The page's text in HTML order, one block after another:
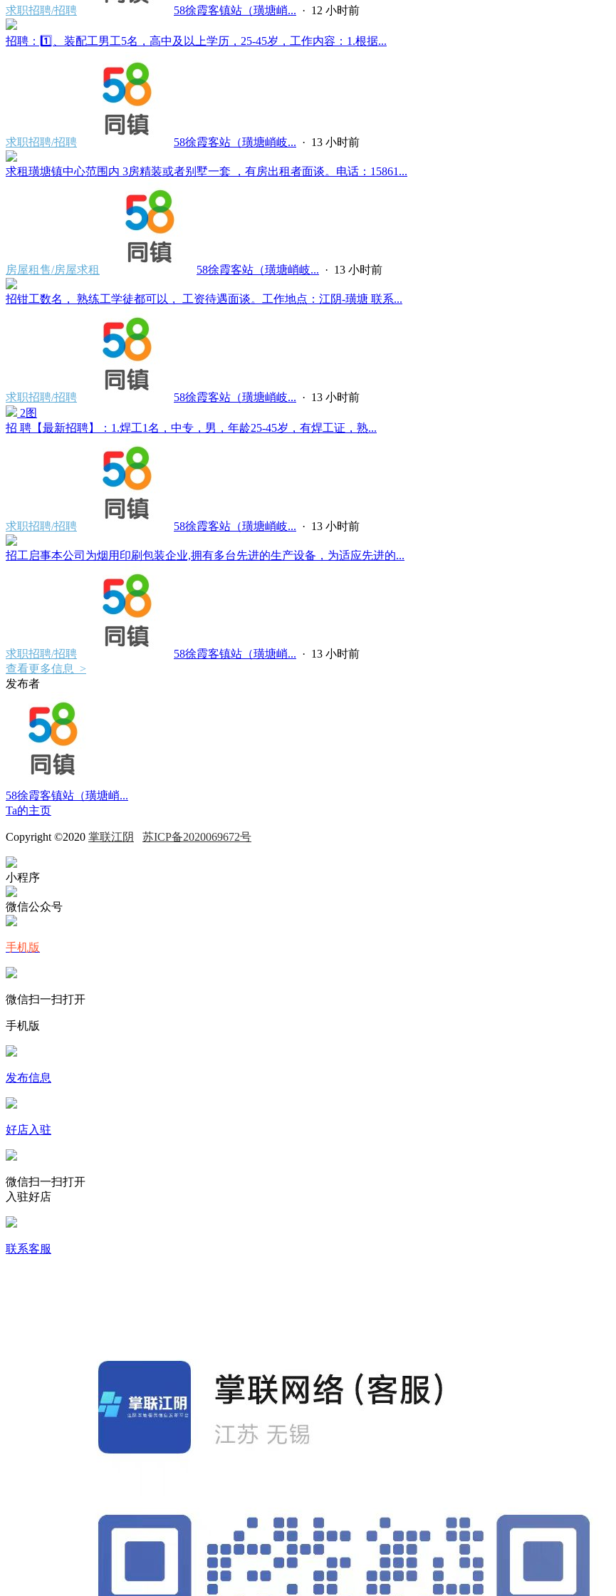
求职招聘/招聘 58徐霞客镇站（璜塘峭... · 12 小时前
招聘：1️⃣、装配工男工5名，高中及以上学历，25-45岁，工作内容：1.根据...
求职招聘/招聘 58徐霞客站（璜塘峭岐... · 13 小时前
求租璜塘镇中心范围内 3房精装或者别墅一套 ，有房出租者面谈。电话：15861...
房屋租售/房屋求租 58徐霞客站（璜塘峭岐... · 13 小时前
招钳工数名， 熟练工学徒都可以， 工资待遇面谈。工作地点：江阴-璜塘 联系...
求职招聘/招聘 58徐霞客站（璜塘峭岐... · 13 小时前
2图
招 聘【最新招聘】：1.焊工1名，中专，男，年龄25-45岁，有焊工证，熟...
求职招聘/招聘 58徐霞客站（璜塘峭岐... · 13 小时前
招工启事本公司为烟用印刷包装企业,拥有多台先进的生产设备，为适应先进的...
求职招聘/招聘 58徐霞客镇站（璜塘峭... · 13 小时前
查看更多信息 >
发布者
58徐霞客镇站（璜塘峭...
Ta的主页
Copyright ©2020 掌联江阴 苏ICP备2020069672号
小程序
微信公众号
手机版
微信扫一扫打开
手机版
发布信息
好店入驻
微信扫一扫打开
入驻好店
联系客服